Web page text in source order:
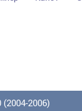
(2004-2006)